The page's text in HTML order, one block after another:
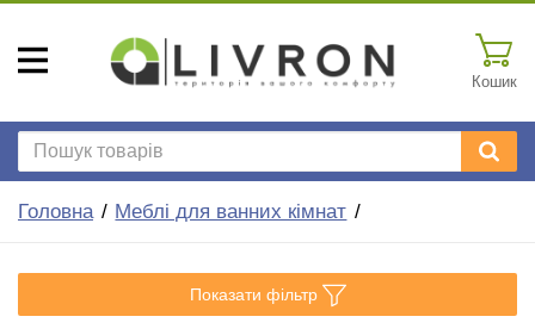
Кошик
Головна Меблі для ванних кімнат
Показати фільтр